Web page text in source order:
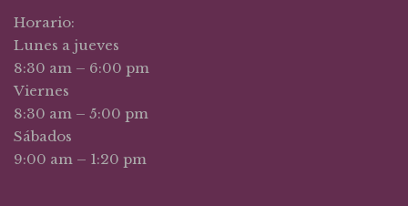
Horario:
Lunes a jueves
8:30 am – 6:00 pm
Viernes
8:30 am – 5:00 pm
Sábados
9:00 am – 1:20 pm